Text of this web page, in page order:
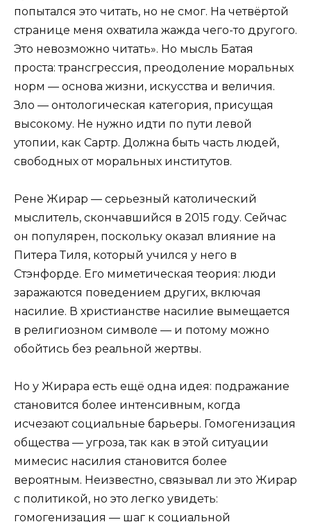
попытался это читать, но не смог. На четвёртой
странице меня охватила жажда чего-то другого.
Это невозможно читать». Но мысль Батая
проста: трансгрессия, преодоление моральных
норм — основа жизни, искусства и величия.
Зло — онтологическая категория, присущая
высокому. Не нужно идти по пути левой
утопии, как Сартр. Должна быть часть людей,
свободных от моральных институтов.
Рене Жирар — серьезный католический
мыслитель, скончавшийся в 2015 году. Сейчас
он популярен, поскольку оказал влияние на
Питера Тиля, который учился у него в
Стэнфорде. Его миметическая теория: люди
заражаются поведением других, включая
насилие. В христианстве насилие вымещается
в религиозном символе — и потому можно
обойтись без реальной жертвы.
Но у Жирара есть ещё одна идея: подражание
становится более интенсивным, когда
исчезают социальные барьеры. Гомогенизация
общества — угроза, так как в этой ситуации
мимесис насилия становится более
вероятным. Неизвестно, связывал ли это Жирар
с политикой, но это легко увидеть:
гомогенизация — шаг к социальной